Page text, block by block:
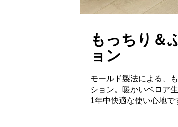
もっちり＆
ョン
モールド製法による、
ション。暖かいベロア
1年中快適な使い心地で